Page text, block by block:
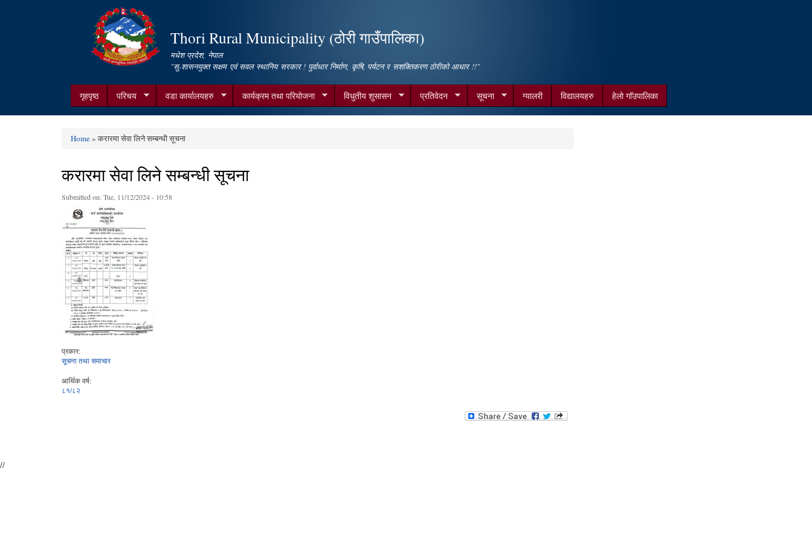
content
Thori Rural Municipality (ठोरी गाउँपालिका)
मधेश प्रदेश, नेपाल
"सु-शासनयुक्त सक्षम एवं सवल स्थानिय सरकार ! पुर्वाधार निर्माण, कृषि, पर्यटन र सशक्तिकरण ठोरीको आधार !!"
गृहपृष्ठ परिचय वडा कार्यालयहरु कार्यक्रम तथा परियोजना विधुतीय शुसासन प्रतिवेदन सूचना ग्यालरी विद्यालयहरु हेलो गाॅउपालिका
Home» करारमा सेवा लिने सम्बन्धी सूचना
करारमा सेवा लिने सम्बन्धी सूचना
Submitted on:Tue, 11/12/2024 - 10:58
प्रकार:
सूचना तथा समाचार
आर्थिक वर्ष:
८१/८२
//